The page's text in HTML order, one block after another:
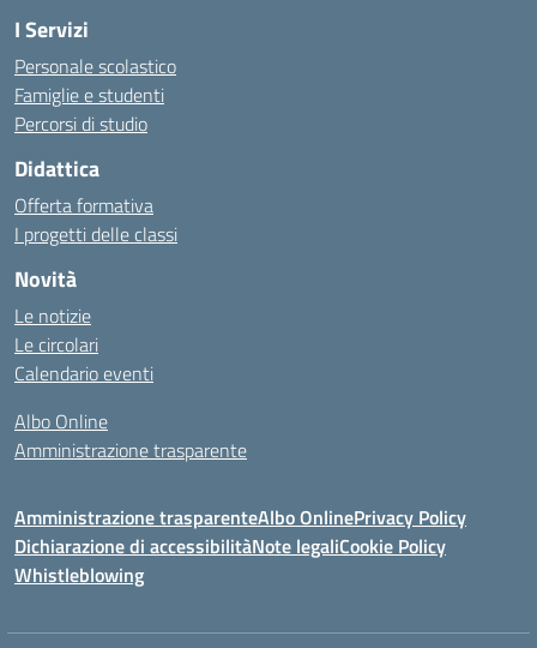
I Servizi
Personale scolastico
Famiglie e studenti
Percorsi di studio
Didattica
Offerta formativa
I progetti delle classi
Novità
Le notizie
Le circolari
Calendario eventi
Albo Online
Amministrazione trasparente
Amministrazione trasparenteAlbo OnlinePrivacy Policy
Dichiarazione di accessibilitàNote legaliCookie Policy
Whistleblowing